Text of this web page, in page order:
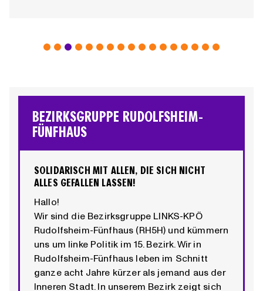
BEZIRKSGRUPPE RUDOLFSHEIM-
FÜNFHAUS
SOLIDARISCH MIT ALLEN, DIE SICH NICHT
ALLES GEFALLEN LASSEN!
Hallo!
Wir sind die Bezirksgruppe LINKS-KPÖ
Rudolfsheim-Fünfhaus (RH5H) und kümmern
uns um linke Politik im 15. Bezirk. Wir in
Rudolfsheim-Fünfhaus leben im Schnitt
ganze acht Jahre kürzer als jemand aus der
Inneren Stadt. In unserem Bezirk zeigt sich